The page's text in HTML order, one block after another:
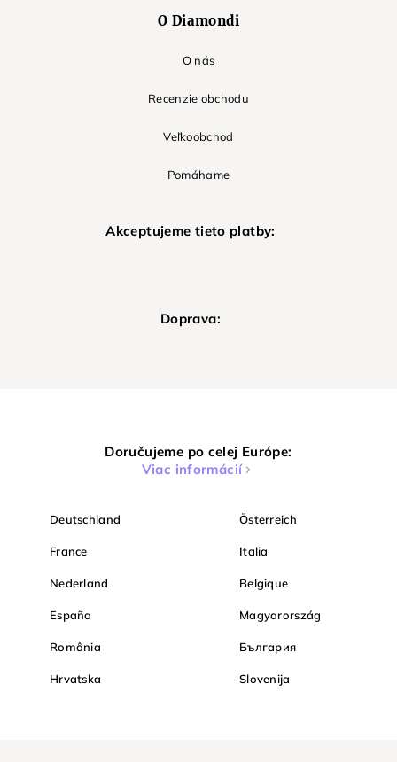
O Diamondi
O nás
Recenzie obchodu
Veľkoobchod
Pomáhame
Akceptujeme tieto platby:
Doprava:
Doručujeme po celej Európe:
Viac informácií
Deutschland Österreich
France Italia
Nederland Belgique
España Magyarország
România България
Hrvatska Slovenija